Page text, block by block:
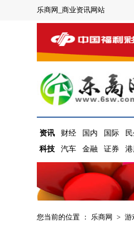
乐商网_商业资讯网站
资讯 财经 国内 国际
科技
汽车 金融 证券
您当前的位置 ： 乐商网 > 游